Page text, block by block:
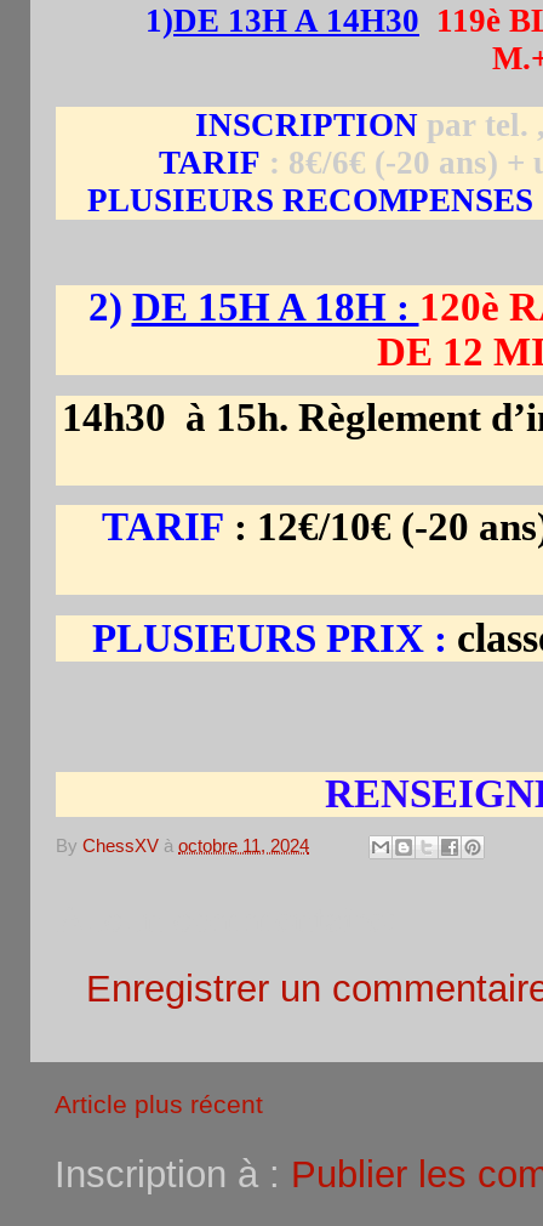
1)DE 13H A 14H30 119è
INSCRIPTIONpar tel. ,
TARIF : 8€/6€ (-20 ans) +
PLUSIEURS RECOMPENSES
2) DE 15H A 18H : 120è
DE 12
14h30 à 15h. Règlement
TARIF : 12€/10€ (-20
PLUSIEURS PRIX :
By ChessXV à octobre 11, 2024
Enregistrer un
Article plus récent
Inscription à : Publier les